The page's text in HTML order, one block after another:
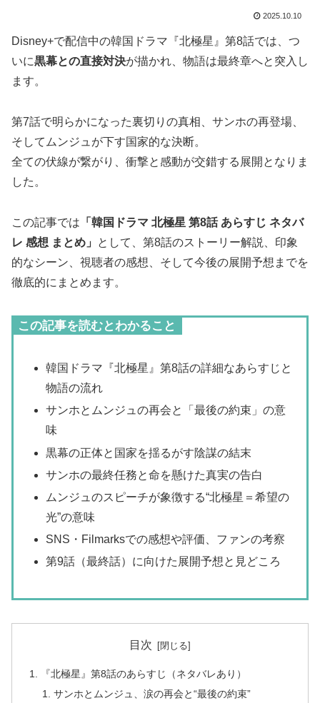
2025.10.10
Disney+で配信中の韓国ドラマ『北極星』第8話では、つ
いに黒幕との直接対決が描かれ、物語は最終章へと突入し
ます。
第7話で明らかになった裏切りの真相、サンホの再登場、
そしてムンジュが下す国家的な決断。
全ての伏線が繋がり、衝撃と感動が交錯する展開となりま
した。
この記事では 「韓国ドラマ 北極星 第8話 あらすじ ネタバ
レ 感想 まとめ」
として、第8話のストーリー解説、印象
的なシーン、視聴者の感想、そして今後の展開予想までを
徹底的にまとめます。
この記事を読むとわかること
韓国ドラマ『北極星』第8話の詳細なあらすじと
物語の流れ
サンホとムンジュの再会と「最後の約束」の意
味
黒幕の正体と国家を揺るがす陰謀の結末
サンホの最終任務と命を懸けた真実の告白
ムンジュのスピーチが象徴する“北極星＝希望の
光”の意味
SNS・Filmarksでの感想や評価、ファンの考察
第9話（最終話）に向けた展開予想と見どころ
目次
『北極星』第8話のあらすじ（ネタバレあり）
サンホとムンジュ、涙の再会と“最後の約束”